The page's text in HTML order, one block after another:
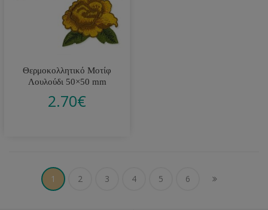
Θερμοκολλητικό Μοτίφ
Λουλούδι 50×50 mm
2.70€
1 2 3 4 5 6